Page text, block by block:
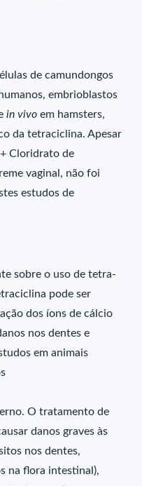
de camundongos
embrioblastos
in vivo em hamsters,
da tetraciclina. Apesar
Cloridrato de
vaginal, não foi
estudos de
sobre o uso de tetra-
pode ser
dos íons de cálcio
nos dentes e
em animais
O tratamento de
danos graves às
nos dentes,
na flora intestinal),